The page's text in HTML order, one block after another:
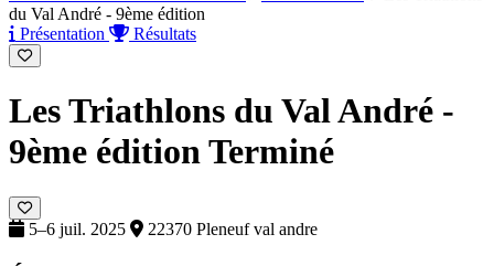
du Val André - 9ème édition
Présentation
Résultats
Les Triathlons du Val André -
9ème éditionTerminé
5–6 juil. 2025 22370 Pleneuf val andre